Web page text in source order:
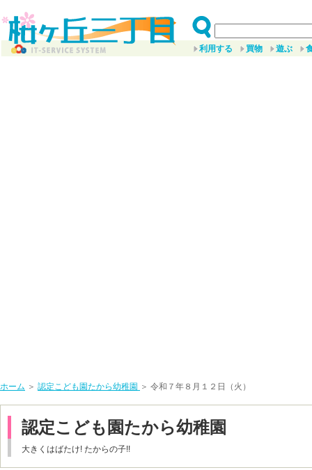
利用する 買物 遊ぶ
ホーム ＞ 認定こども園たから幼稚園 ＞ 令和７年８月１２日（火）
認定こども園たから幼稚園
大きくはばたけ! たからの子!!